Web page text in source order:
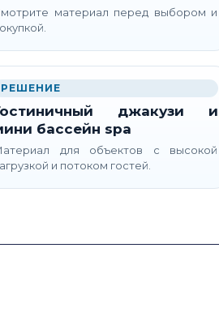
материал перед выбором и
РЕШЕНИЕ
джакузи и
бассейн spa
для объектов с высокой
и потоком гостей.